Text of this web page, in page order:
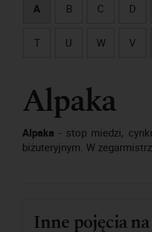
A B C D
T U W V
Alpaka
Alpaka - stop miedzi,
biżuteryjnym. W
Inne pojęcia